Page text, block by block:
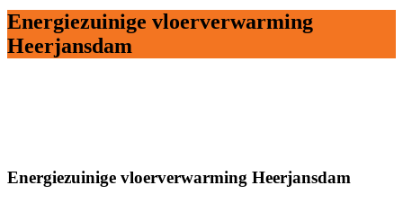
Energiezuinige vloerverwarming
Heerjansdam
Energiezuinige vloerverwarming Heerjansdam